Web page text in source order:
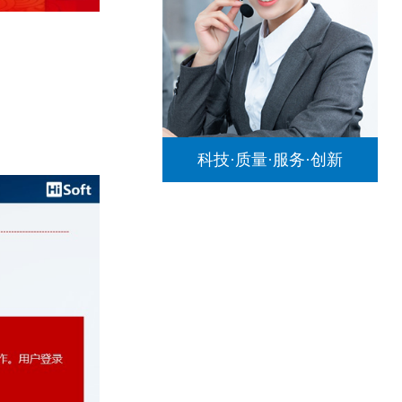
科技·质量·服务·创新